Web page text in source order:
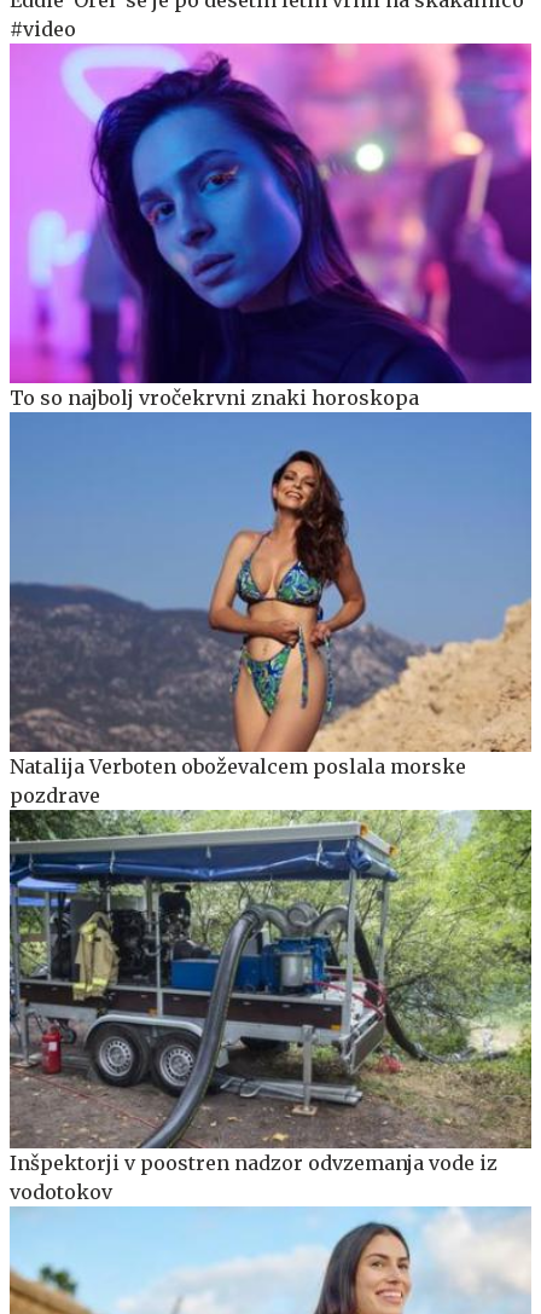
#video
To so najbolj vročekrvni znaki horoskopa
Natalija Verboten oboževalcem poslala morske
pozdrave
Inšpektorji v poostren nadzor odvzemanja vode iz
vodotokov